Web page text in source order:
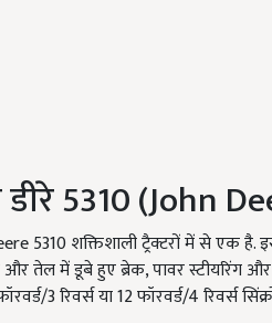
5310 (John
5310 शक्तिशाली ट्रैक्टरों में से एक
तेल में डूबे हुए ब्रेक, पावर स्टीयरिंग
3 रिवर्स या 12 फॉरवर्ड/4 रिवर्स